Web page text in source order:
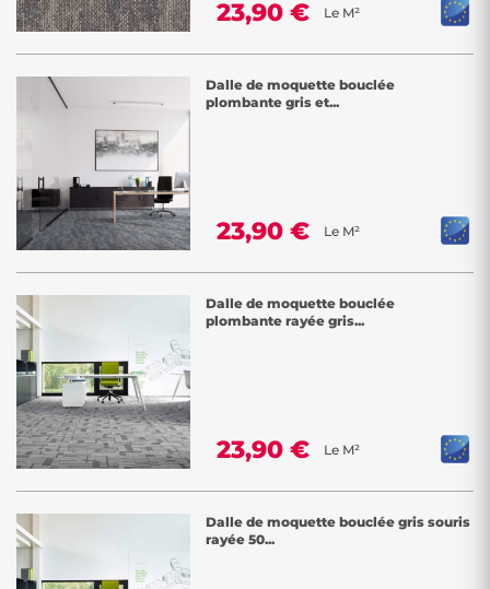
23,90 € Le M²
Dalle de moquette bouclée
plombante gris et...
23,90 € Le M²
Dalle de moquette bouclée
plombante rayée gris...
23,90 € Le M²
Dalle de moquette bouclée gris souris
rayée 50...